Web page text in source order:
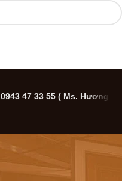
0943 47 33 55 ( Ms. Hương